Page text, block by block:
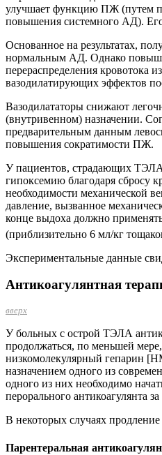
улучшает функцию ПЖ (путем
повышения системного АД).
Основанное на результатах,
нормальным АД. Однако
перераспределения кровотока
вазодилатирующих эффектов
Вазодилататоры снижают
(внутривенном) назначении.
предварительным данным
повышения сократимости ПЖ.
У пациентов, страдающих ТЭЛА,
гипоксемию благодаря сбросу
необходимости механической
давление, вызванное
конце выдоха должно
(приблизительно 6 мл/кг
Экспериментальные данные
Антикоагулянтная
вверх
У больных с острой ТЭЛА
продолжаться, по меньшей
низкомолекулярный гепарин
назначением одного из
одного из них необходимо
перорального антикоагулянта
В некоторых случаях
Парентеральная